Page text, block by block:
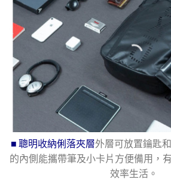
■ 聰明收納俐落夾層外層可放置鑰匙
的內側能攜帶筆及小卡片方便備用，
效率生活。